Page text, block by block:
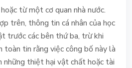
từ một cơ quan nhà nước.
trên, thông tin cá nhân của học
trước các bên thứ ba, trừ khi
toàn tin rằng việc công bố này là
những thiệt hại vật chất hoặc tài